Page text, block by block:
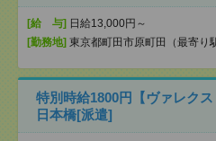
[給 与] 日給13,000円～
[勤務地] 東京都町田市原町田（最寄り
特別時給1800円【ヴァレク
日本橋[派遣]